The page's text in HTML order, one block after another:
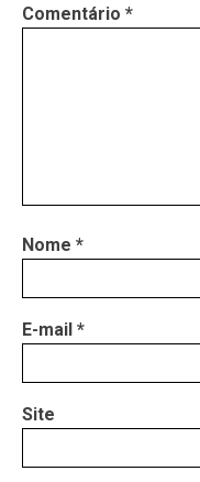
Comentário *
Nome *
E-mail *
Site